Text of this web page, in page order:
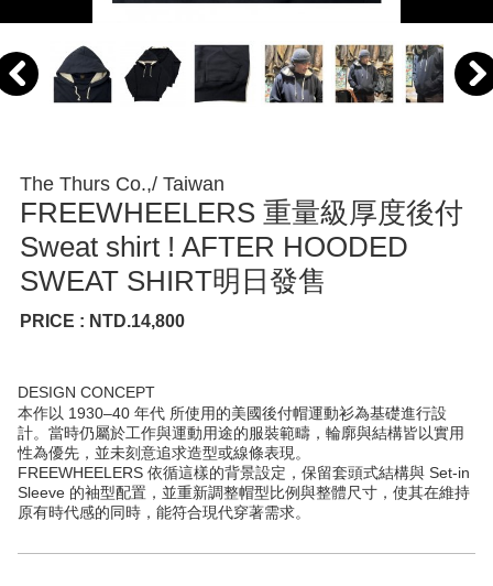
The Thurs Co.,/ Taiwan
FREEWHEELERS 重量級厚度後付
Sweat shirt ! AFTER HOODED
SWEAT SHIRT明日發售
PRICE : NTD.14,800
DESIGN CONCEPT
本作以 1930–40 年代 所使用的美國後付帽運動衫為基礎進行設
計。當時仍屬於工作與運動用途的服裝範疇，輪廓與結構皆以實用
性為優先，並未刻意追求造型或線條表現。
FREEWHEELERS 依循這樣的背景設定，保留套頭式結構與 Set-in
Sleeve 的袖型配置，並重新調整帽型比例與整體尺寸，使其在維持
原有時代感的同時，能符合現代穿著需求。